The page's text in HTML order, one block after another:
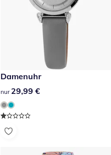
29,99 €
Damenuhr
29,99 €
nur 29,99 €